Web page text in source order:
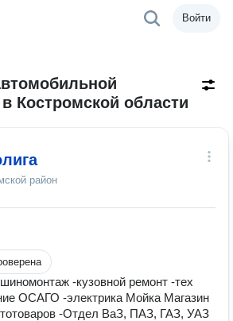
Войти
Костромской области
район
-кузовной ремонт -тех
ОСАГО -электрика Мойка Магазин
-Отдел ВаЗ, ПАЗ, ГАЗ, УАЗ